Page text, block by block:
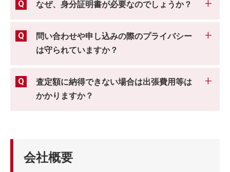
なぜ、身分証明書が必要なのでしょうか？
問い合わせや申し込みの際のプライバシー
は守られていますか？
査定額に納得できない場合は出張費用等は
かかりますか？
会社概要